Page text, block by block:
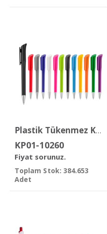
Plastik Tükenmez Kalem
KP01-10260
Fiyat sorunuz.
Toplam Stok: 384.653
Adet